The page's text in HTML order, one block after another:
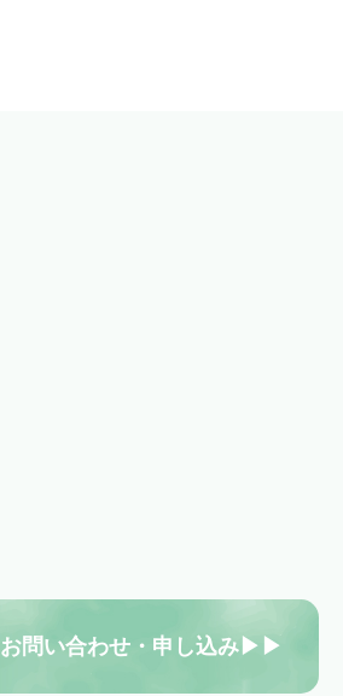
お問い合わせ・申し込み▶▶